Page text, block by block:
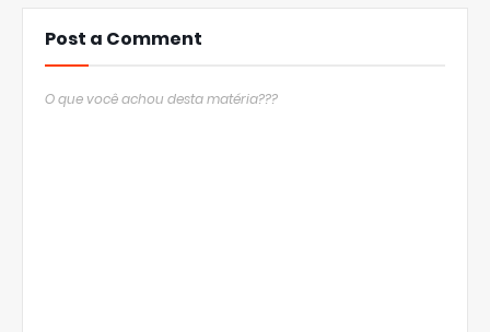
Post a Comment
O que você achou desta matéria???